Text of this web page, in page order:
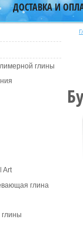
ДОСТАВКА И
глины
Art
глина